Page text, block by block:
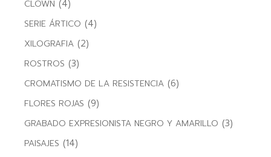
CLOWN (4)
SERIE ÁRTICO (4)
XILOGRAFIA (2)
ROSTROS (3)
CROMATISMO DE LA RESISTENCIA (6)
FLORES ROJAS (9)
GRABADO EXPRESIONISTA NEGRO Y AMARILLO (3)
PAISAJES (14)